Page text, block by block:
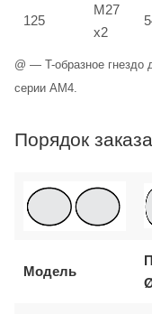
125
M27
x2
@ — T-образное гнездо
серии AM4.
Порядок заказа
Модель